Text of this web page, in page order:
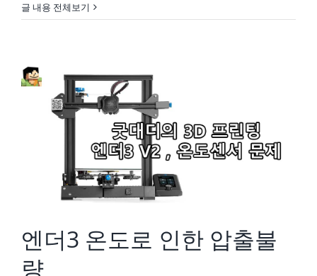
글 내용 전체보기
엔더3 온도로 인한 압출불
량